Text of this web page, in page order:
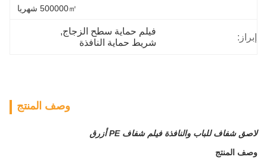
500000㎡ شهريا
إبراز:
فيلم حماية سطح الزجاج,
شريط حماية النافذة
وصف المنتج
لاصق شفاف للباب والنافذة فيلم شفاف PE أزرق
وصف المنتج